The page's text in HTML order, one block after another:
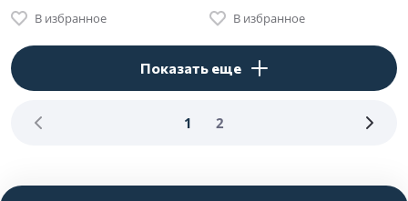
В избранное
В избранное
Показать еще
1 2